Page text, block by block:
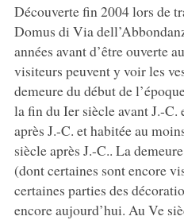
Découverte fin 2004 lors de
Domus di Via
années avant d’être ouverte
visiteurs peuvent y voir les
demeure du début de
la fin du Ier siècle avant J.-C.
après J.-C. et habitée au
siècle après J.-C.. La
(dont certaines sont encore
certaines parties des
encore aujourd’hui. Au Ve